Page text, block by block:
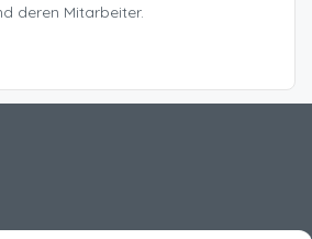
deren Mitarbeiter.